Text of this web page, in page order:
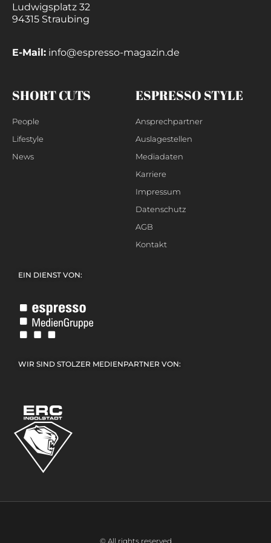
Ludwigsplatz 32
94315 Straubing
E-Mail: info@espresso-magazin.de
SHORT CUTS
People
Lifestyle
News
ESPRESSO STYLE
Ansprechpartner
Auslagestellen
Mediadaten
Karriere
Impressum
Datenschutz
AGB
Kontakt
EIN DIENST VON:
WIR SIND STOLZER MEDIENPARTNER VON:
© All rights reserved